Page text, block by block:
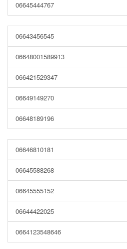
06645444767
06643456545
06648001589913
066421529347
06649149270
06648189196
06646810181
06645588268
06645555152
06644422025
0664123548646